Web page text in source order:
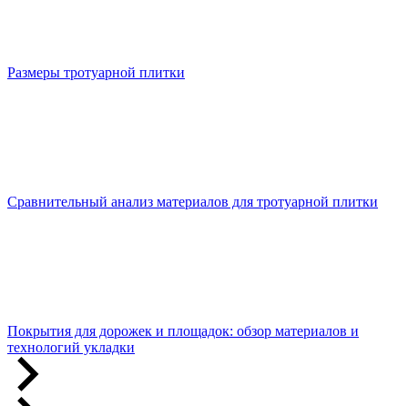
Размеры тротуарной плитки
Сравнительный анализ материалов для тротуарной плитки
Покрытия для дорожек и площадок: обзор материалов и
технологий укладки